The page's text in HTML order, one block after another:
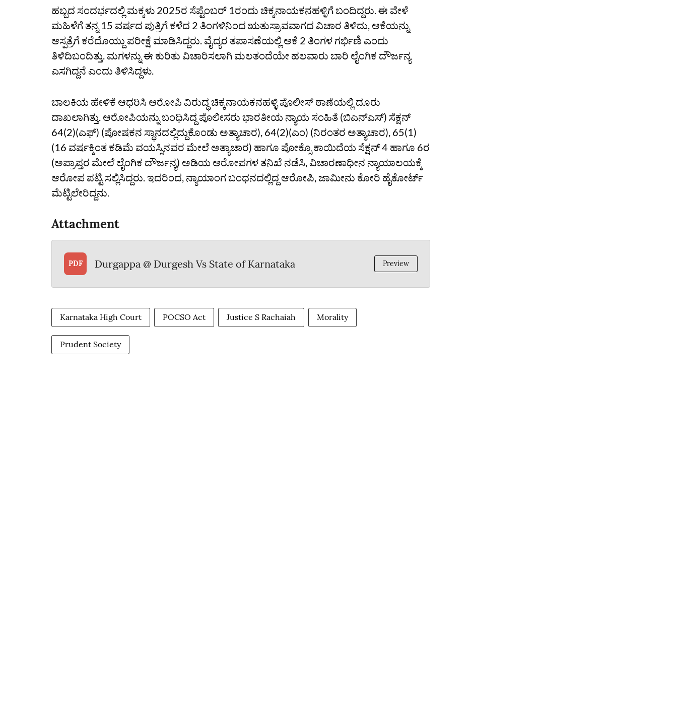
ಹಬ್ಬದ ಸಂದರ್ಭದಲ್ಲಿ ಮಕ್ಕಳು 2025ರ ಸೆಪ್ಟೆಂಬರ್ 1ರಂದು ಚಿಕ್ಕನಾಯಕನಹಳ್ಳಿಗೆ ಬಂದಿದ್ದರು. ಈ ವೇಳೆ
ಮಹಿಳೆಗೆ ತನ್ನ 15 ವರ್ಷದ ಪುತ್ರಿಗೆ ಕಳೆದ 2 ತಿಂಗಳಿನಿಂದ ಋತುಸ್ರಾವವಾಗದ ವಿಚಾರ ತಿಳಿದು, ಆಕೆಯನ್ನು
ಆಸ್ಪತ್ರೆಗೆ ಕರೆದೊಯ್ದು ಪರೀಕ್ಷೆ ಮಾಡಿಸಿದ್ದರು. ವೈದ್ಯರ ತಪಾಸಣೆಯಲ್ಲಿ ಆಕೆ 2 ತಿಂಗಳ ಗರ್ಭಿಣಿ ಎಂದು
ತಿಳಿದಿಬಂದಿತ್ತು. ಮಗಳನ್ನು ಈ ಕುರಿತು ವಿಚಾರಿಸಲಾಗಿ ಮಲತಂದೆಯೇ ಹಲವಾರು ಬಾರಿ ಲೈಂಗಿಕ ದೌರ್ಜನ್ಯ
ಎಸಗಿದ್ದನೆ ಎಂದು ತಿಳಿಸಿದ್ದಳು.
ಬಾಲಕಿಯ ಹೇಳಿಕೆ ಆಧರಿಸಿ ಆರೋಪಿ ವಿರುದ್ಧ ಚಿಕ್ಕನಾಯಕನಹಳ್ಳಿ ಪೊಲೀಸ್‌ ಠಾಣೆಯಲ್ಲಿ ದೂರು
ದಾಖಲಾಗಿತ್ತು. ಆರೋಪಿಯನ್ನು ಬಂಧಿಸಿದ್ದ ಪೊಲೀಸರು ಭಾರತೀಯ ನ್ಯಾಯ ಸಂಹಿತೆ (ಬಿಎನ್ಎಸ್) ಸೆಕ್ಷನ್‌
64(2)(ಎಫ್) (ಪೋಷಕನ ಸ್ಥಾನದಲ್ಲಿದ್ದುಕೊಂಡು ಅತ್ಯಾಚಾರ), 64(2)(ಎಂ) (ನಿರಂತರ ಅತ್ಯಾಚಾರ), 65(1)
(16 ವರ್ಷಕ್ಕಿಂತ ಕಡಿಮೆ ವಯಸ್ಸಿನವರ ಮೇಲೆ ಅತ್ಯಾಚಾರ) ಹಾಗೂ ಪೋಕ್ಸೊ ಕಾಯಿದೆಯ ಸೆಕ್ಷನ್ 4 ಹಾಗೂ 6ರ
(ಅಪ್ರಾಪ್ತರ ಮೇಲೆ ಲೈಂಗಿಕ ದೌರ್ಜನ್ಯ) ಅಡಿಯ ಆರೋಪಗಳ ತನಿಖೆ ನಡೆಸಿ, ವಿಚಾರಣಾಧೀನ ನ್ಯಾಯಾಲಯಕ್ಕೆ
ಆರೋಪ ಪಟ್ಟಿ ಸಲ್ಲಿಸಿದ್ದರು. ಇದರಿಂದ, ನ್ಯಾಯಾಂಗ ಬಂಧನದಲ್ಲಿದ್ದ ಆರೋಪಿ, ಜಾಮೀನು ಕೋರಿ ಹೈಕೋರ್ಟ್
ಮೆಟ್ಟಿಲೇರಿದ್ದನು.
Attachment
PDF Durgappa @ Durgesh Vs State of Karnataka Preview
Karnataka High Court POCSO Act Justice S Rachaiah Morality
Prudent Society